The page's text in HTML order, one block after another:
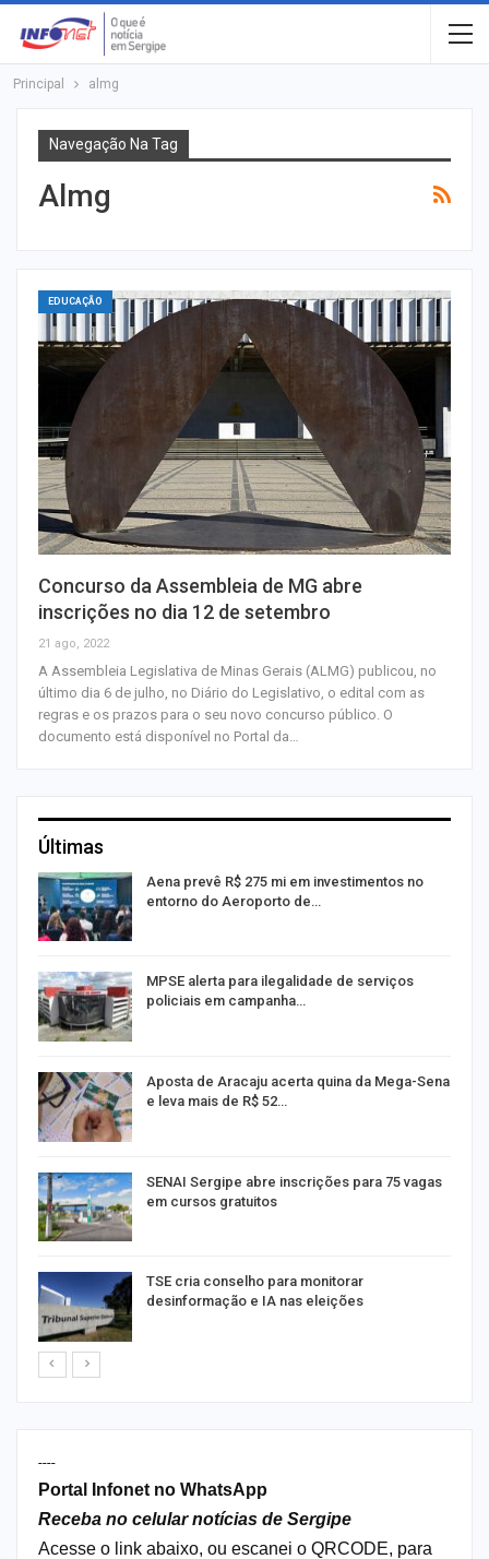
Principal almg
Navegação Na Tag
Almg
EDUCAÇÃO
Concurso da Assembleia de MG abre
inscrições no dia 12 de setembro
21 ago, 2022
A Assembleia Legislativa de Minas Gerais (ALMG) publicou, no
último dia 6 de julho, no Diário do Legislativo, o edital com as
regras e os prazos para o seu novo concurso público. O
documento está disponível no Portal da…
Últimas
Aena prevê R$ 275 mi em investimentos no
entorno do Aeroporto de…
MPSE alerta para ilegalidade de serviços
policiais em campanha…
Aposta de Aracaju acerta quina da Mega-Sena
e leva mais de R$ 52…
SENAI Sergipe abre inscrições para 75 vagas
em cursos gratuitos
TSE cria conselho para monitorar
desinformação e IA nas eleições
----
Portal Infonet no WhatsApp
Receba no celular notícias de Sergipe
Acesse o link abaixo, ou escanei o QRCODE, para